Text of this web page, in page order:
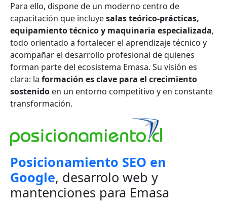
Para ello, dispone de un moderno centro de
capacitación que incluyesalas teórico-prácticas,
equipamiento técnico y maquinaria especializada,
todo orientado a fortalecer el aprendizaje técnico y
acompañar el desarrollo profesional de quienes
forman parte del ecosistema Emasa. Su visión es
clara: la formación es clave para el crecimiento
sostenido en un entorno competitivo y en constante
transformación.
Posicionamiento SEO en
Google, desarrolo web y
mantenciones para Emasa